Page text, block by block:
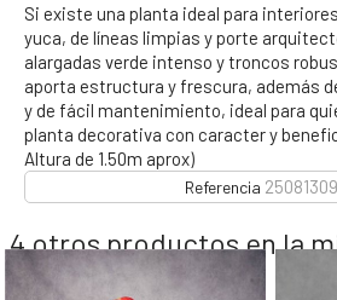
Si existe una planta ideal para
yuca, de líneas limpias y porte
alargadas verde intenso y troncos
aporta estructura y frescura, además
y de fácil mantenimiento, ideal para
planta decorativa con caracter y
Altura de 1.50m aprox)
Referencia 25081309
4 otros productos en la